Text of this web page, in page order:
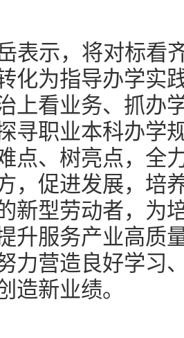
示，将对标看
化为指导办学实
上看业务、抓办
寻职业本科办学
点、树亮点，全
，促进发展，培
新型劳动者，为
升服务产业高质
力营造良好学习
造新业绩。